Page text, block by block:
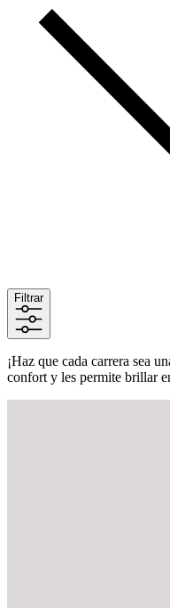
Filtrar
¡Haz que cada carrera sea
confort y les permite brillar